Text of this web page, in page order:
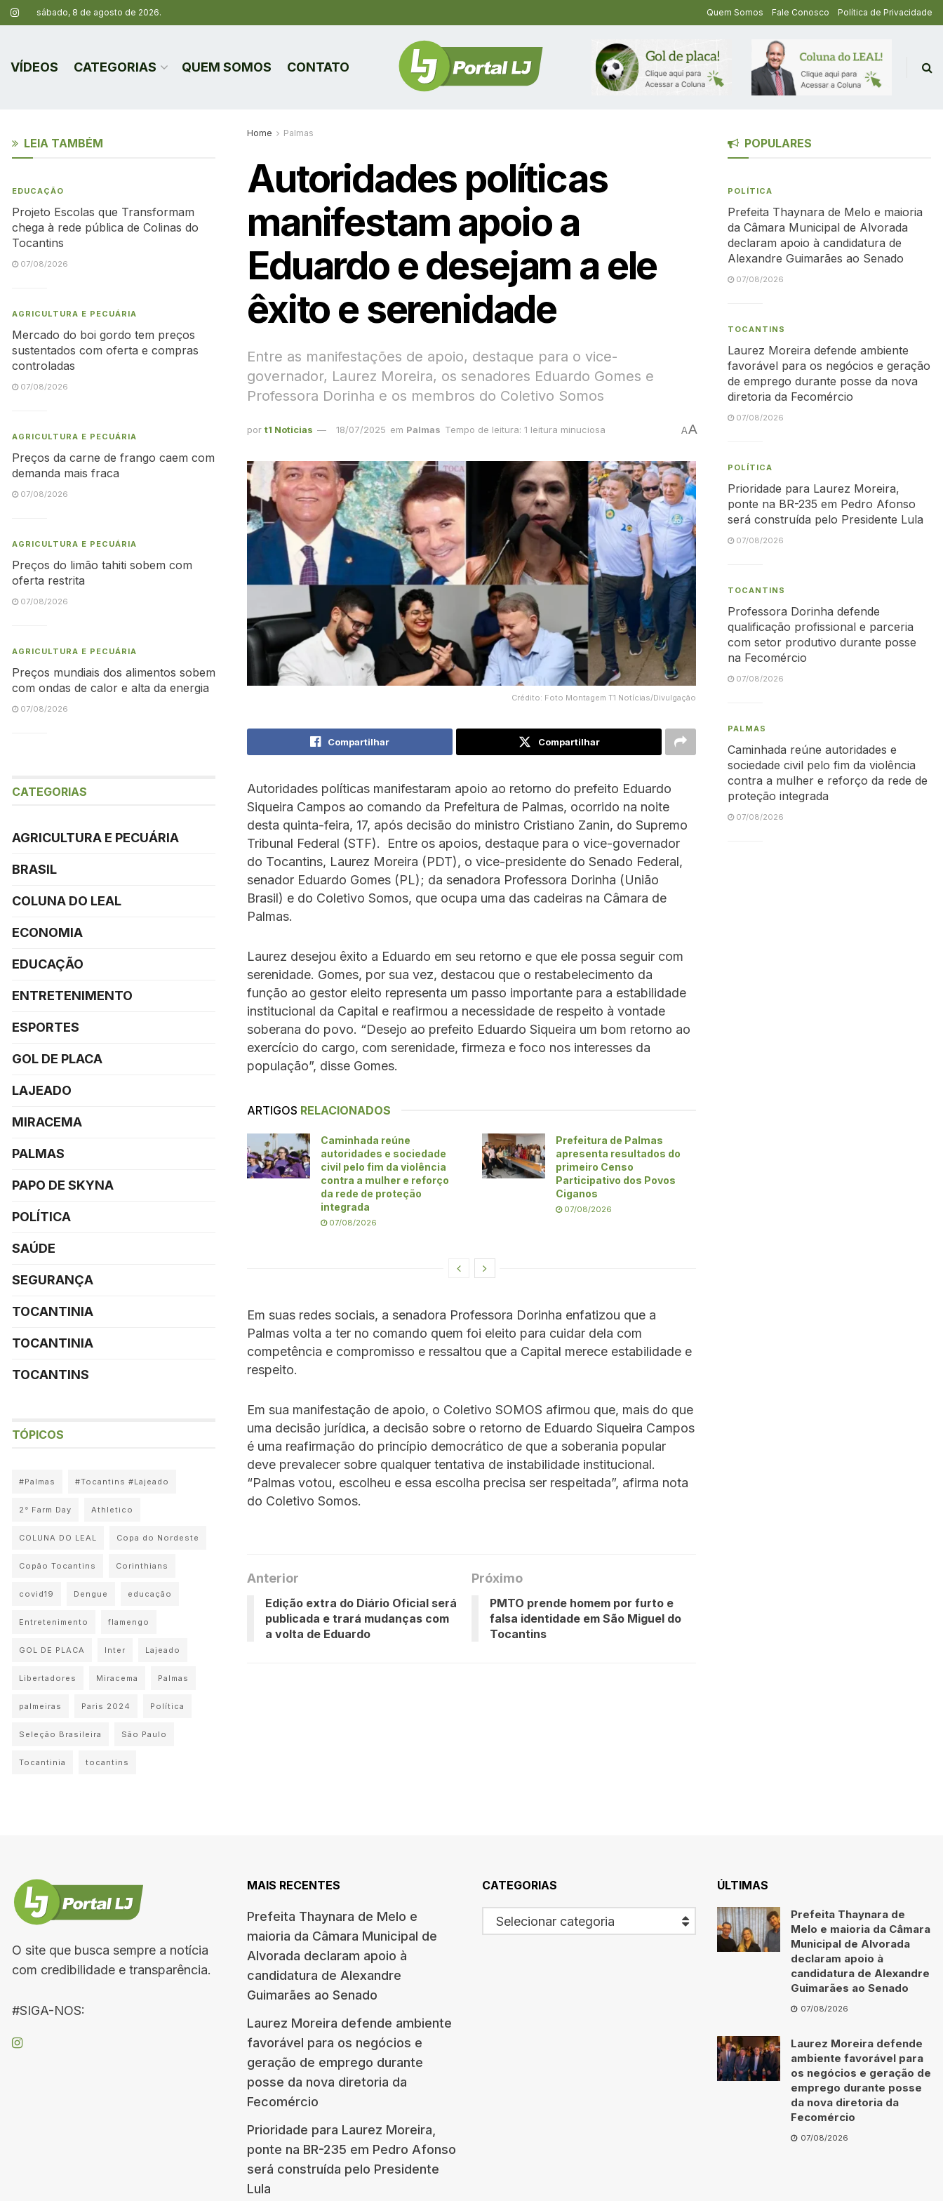
sábado, 8 de agosto de 2026. Quem Somos Fale Conosco Política de Privacidade
VÍDEOS CATEGORIAS QUEM SOMOS CONTATO
Home Palmas
Autoridades políticas
manifestam apoio a
Eduardo e desejam a ele
êxito e serenidade
Entre as manifestações de apoio, destaque para o vice-
governador, Laurez Moreira, os senadores Eduardo Gomes e
Professora Dorinha e os membros do Coletivo Somos
por t1 Noticias 18/07/2025 em Palmas Tempo de leitura: 1 leitura minuciosa AA
Crédito: Foto Montagem T1 Notícias/Divulgação
Compartilhar Compartilhar
Autoridades políticas manifestaram apoio ao retorno do prefeito Eduardo
Siqueira Campos ao comando da Prefeitura de Palmas, ocorrido na noite
desta quinta-feira, 17, após decisão do ministro Cristiano Zanin, do Supremo
Tribunal Federal (STF). Entre os apoios, destaque para o vice-governador
do Tocantins, Laurez Moreira (PDT), o vice-presidente do Senado Federal,
senador Eduardo Gomes (PL); da senadora Professora Dorinha (União
Brasil) e do Coletivo Somos, que ocupa uma das cadeiras na Câmara de
Palmas.
Laurez desejou êxito a Eduardo em seu retorno e que ele possa seguir com
serenidade. Gomes, por sua vez, destacou que o restabelecimento da
função ao gestor eleito representa um passo importante para a estabilidade
institucional da Capital e reafirmou a necessidade de respeito à vontade
soberana do povo. “Desejo ao prefeito Eduardo Siqueira um bom retorno ao
exercício do cargo, com serenidade, firmeza e foco nos interesses da
população”, disse Gomes.
ARTIGOS RELACIONADOS
Caminhada reúne
autoridades e sociedade
civil pelo fim da violência
contra a mulher e reforço
da rede de proteção
integrada
07/08/2026
Prefeitura de Palmas
apresenta resultados do
primeiro Censo
Participativo dos Povos
Ciganos
07/08/2026
Em suas redes sociais, a senadora Professora Dorinha enfatizou que a
Palmas volta a ter no comando quem foi eleito para cuidar dela com
competência e compromisso e ressaltou que a Capital merece estabilidade e
respeito.
Em sua manifestação de apoio, o Coletivo SOMOS afirmou que, mais do que
uma decisão jurídica, a decisão sobre o retorno de Eduardo Siqueira Campos
é uma reafirmação do princípio democrático de que a soberania popular
deve prevalecer sobre qualquer tentativa de instabilidade institucional.
“Palmas votou, escolheu e essa escolha precisa ser respeitada”, afirma nota
do Coletivo Somos.
Anterior
Edição extra do Diário Oficial será
publicada e trará mudanças com
a volta de Eduardo
Próximo
PMTO prende homem por furto e
falsa identidade em São Miguel do
Tocantins
LEIA TAMBÉM
EDUCAÇÃO
Projeto Escolas que Transformam
chega à rede pública de Colinas do
Tocantins
07/08/2026
AGRICULTURA E PECUÁRIA
Mercado do boi gordo tem preços
sustentados com oferta e compras
controladas
07/08/2026
AGRICULTURA E PECUÁRIA
Preços da carne de frango caem com
demanda mais fraca
07/08/2026
AGRICULTURA E PECUÁRIA
Preços do limão tahiti sobem com
oferta restrita
07/08/2026
AGRICULTURA E PECUÁRIA
Preços mundiais dos alimentos sobem
com ondas de calor e alta da energia
07/08/2026
CATEGORIAS
AGRICULTURA E PECUÁRIA
BRASIL
COLUNA DO LEAL
ECONOMIA
EDUCAÇÃO
ENTRETENIMENTO
ESPORTES
GOL DE PLACA
LAJEADO
MIRACEMA
PALMAS
PAPO DE SKYNA
POLÍTICA
SAÚDE
SEGURANÇA
TOCANTINIA
TOCANTINIA
TOCANTINS
TÓPICOS
#Palmas #Tocantins #Lajeado
2° Farm Day Athletico
COLUNA DO LEAL Copa do Nordeste
Copão Tocantins Corinthians
covid19 Dengue educação
Entretenimento flamengo
GOL DE PLACA Inter Lajeado
Libertadores Miracema Palmas
palmeiras Paris 2024 Política
Seleção Brasileira São Paulo
Tocantinia tocantins
POPULARES
POLÍTICA
Prefeita Thaynara de Melo e maioria
da Câmara Municipal de Alvorada
declaram apoio à candidatura de
Alexandre Guimarães ao Senado
07/08/2026
TOCANTINS
Laurez Moreira defende ambiente
favorável para os negócios e geração
de emprego durante posse da nova
diretoria da Fecomércio
07/08/2026
POLÍTICA
Prioridade para Laurez Moreira,
ponte na BR-235 em Pedro Afonso
será construída pelo Presidente Lula
07/08/2026
TOCANTINS
Professora Dorinha defende
qualificação profissional e parceria
com setor produtivo durante posse
na Fecomércio
07/08/2026
PALMAS
Caminhada reúne autoridades e
sociedade civil pelo fim da violência
contra a mulher e reforço da rede de
proteção integrada
07/08/2026
O site que busca sempre a notícia
com credibilidade e transparência.
#SIGA-NOS:
MAIS RECENTES
Prefeita Thaynara de Melo e
maioria da Câmara Municipal de
Alvorada declaram apoio à
candidatura de Alexandre
Guimarães ao Senado
Laurez Moreira defende ambiente
favorável para os negócios e
geração de emprego durante
posse da nova diretoria da
Fecomércio
Prioridade para Laurez Moreira,
ponte na BR-235 em Pedro Afonso
será construída pelo Presidente
Lula
CATEGORIAS
Selecionar categoria
ÚLTIMAS
Prefeita Thaynara de
Melo e maioria da Câmara
Municipal de Alvorada
declaram apoio à
candidatura de Alexandre
Guimarães ao Senado
07/08/2026
Laurez Moreira defende
ambiente favorável para
os negócios e geração de
emprego durante posse
da nova diretoria da
Fecomércio
07/08/2026